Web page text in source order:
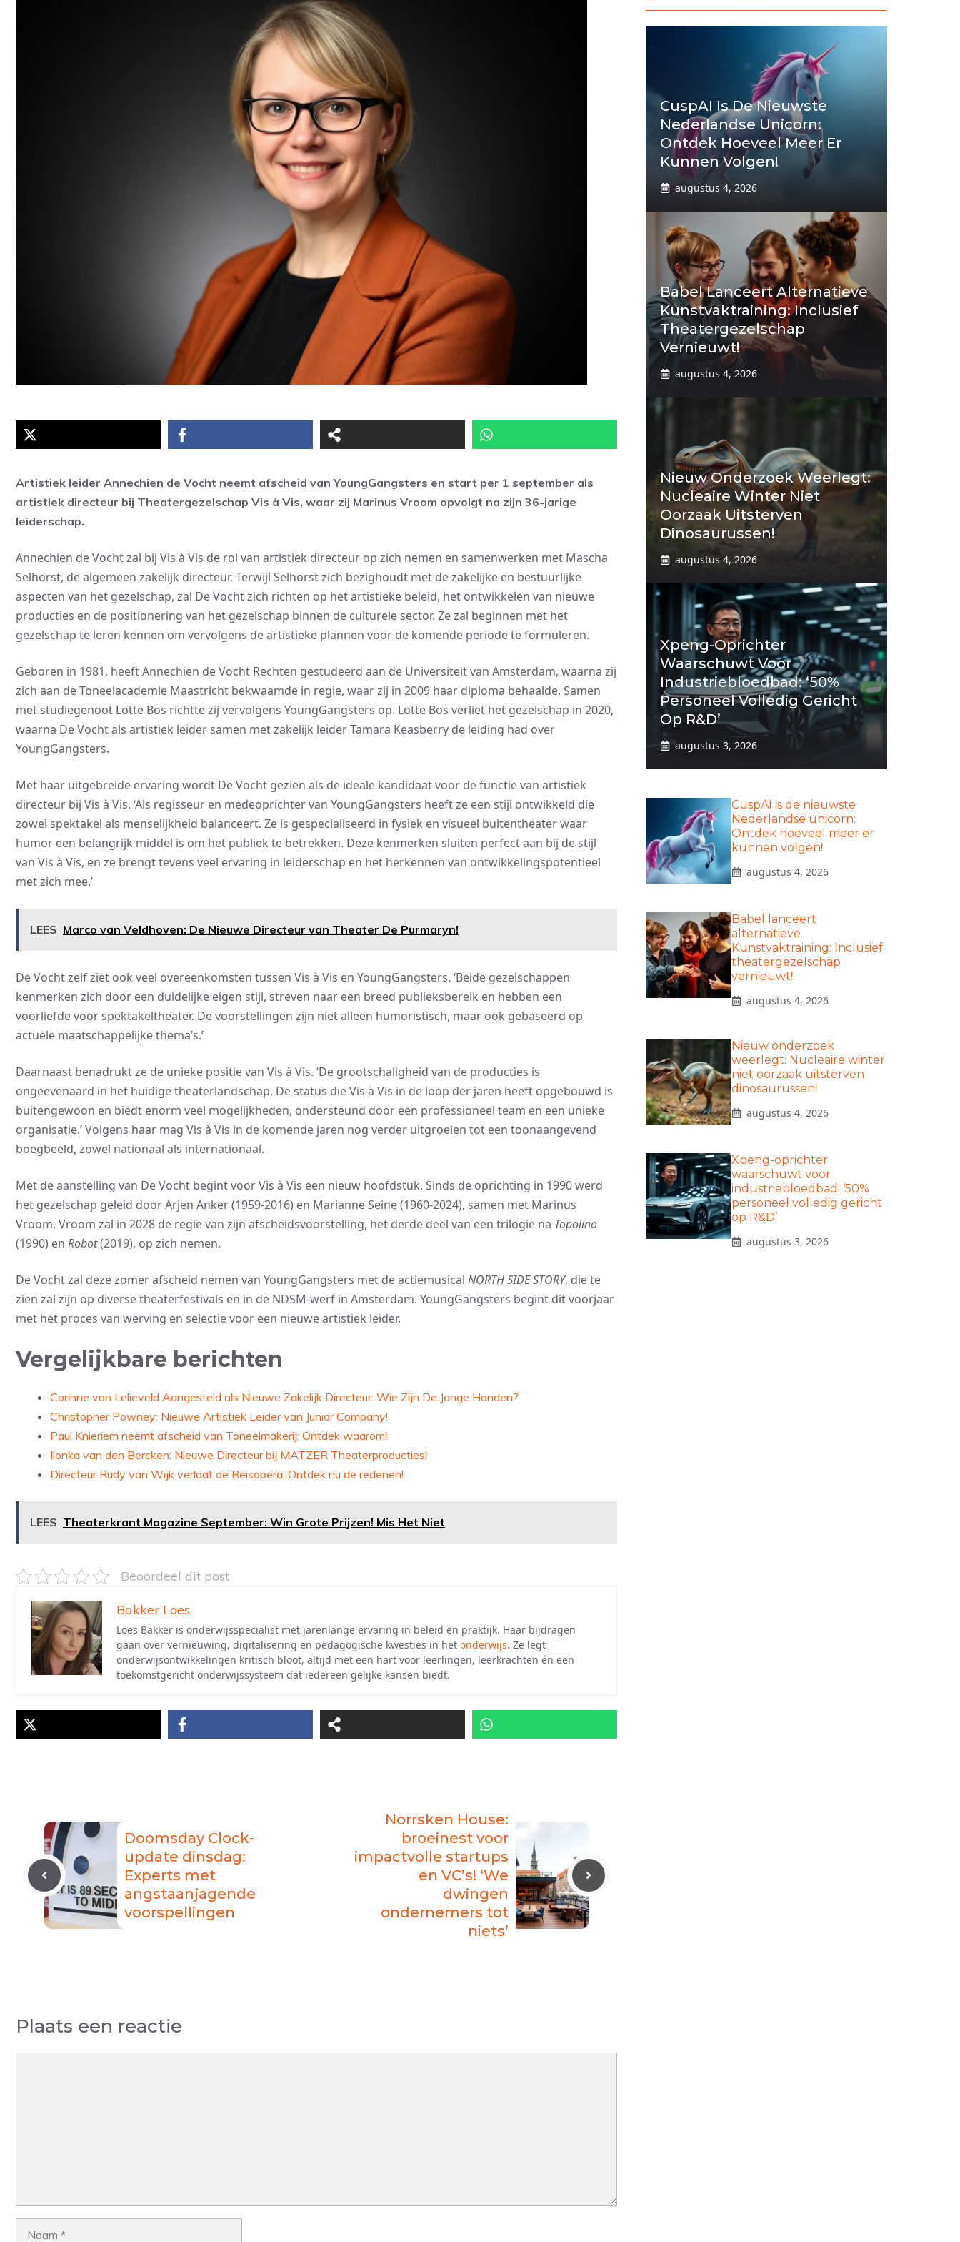
Artistiek leider Annechien de Vocht neemt afscheid van YoungGangsters en start per 1 september als
artistiek directeur bij Theatergezelschap Vis à Vis, waar zij Marinus Vroom opvolgt na zijn 36-jarige
leiderschap.
Annechien de Vocht zal bij Vis à Vis de rol van artistiek directeur op zich nemen en samenwerken met Mascha
Selhorst, de algemeen zakelijk directeur. Terwijl Selhorst zich bezighoudt met de zakelijke en bestuurlijke
aspecten van het gezelschap, zal De Vocht zich richten op het artistieke beleid, het ontwikkelen van nieuwe
producties en de positionering van het gezelschap binnen de culturele sector. Ze zal beginnen met het
gezelschap te leren kennen om vervolgens de artistieke plannen voor de komende periode te formuleren.
Geboren in 1981, heeft Annechien de Vocht Rechten gestudeerd aan de Universiteit van Amsterdam, waarna zij
zich aan de Toneelacademie Maastricht bekwaamde in regie, waar zij in 2009 haar diploma behaalde. Samen
met studiegenoot Lotte Bos richtte zij vervolgens YoungGangsters op. Lotte Bos verliet het gezelschap in 2020,
waarna De Vocht als artistiek leider samen met zakelijk leider Tamara Keasberry de leiding had over
YoungGangsters.
Met haar uitgebreide ervaring wordt De Vocht gezien als de ideale kandidaat voor de functie van artistiek
directeur bij Vis à Vis. ‘Als regisseur en medeoprichter van YoungGangsters heeft ze een stijl ontwikkeld die
zowel spektakel als menselijkheid balanceert. Ze is gespecialiseerd in fysiek en visueel buitentheater waar
humor een belangrijk middel is om het publiek te betrekken. Deze kenmerken sluiten perfect aan bij de stijl
van Vis à Vis, en ze brengt tevens veel ervaring in leiderschap en het herkennen van ontwikkelingspotentieel
met zich mee.’
LEES Marco van Veldhoven: De Nieuwe Directeur van Theater De Purmaryn!
De Vocht zelf ziet ook veel overeenkomsten tussen Vis à Vis en YoungGangsters. ‘Beide gezelschappen
kenmerken zich door een duidelijke eigen stijl, streven naar een breed publieksbereik en hebben een
voorliefde voor spektakeltheater. De voorstellingen zijn niet alleen humoristisch, maar ook gebaseerd op
actuele maatschappelijke thema’s.’
Daarnaast benadrukt ze de unieke positie van Vis à Vis. ‘De grootschaligheid van de producties is
ongeëvenaard in het huidige theaterlandschap. De status die Vis à Vis in de loop der jaren heeft opgebouwd is
buitengewoon en biedt enorm veel mogelijkheden, ondersteund door een professioneel team en een unieke
organisatie.’ Volgens haar mag Vis à Vis in de komende jaren nog verder uitgroeien tot een toonaangevend
boegbeeld, zowel nationaal als internationaal.
Met de aanstelling van De Vocht begint voor Vis à Vis een nieuw hoofdstuk. Sinds de oprichting in 1990 werd
het gezelschap geleid door Arjen Anker (1959-2016) en Marianne Seine (1960-2024), samen met Marinus
Vroom. Vroom zal in 2028 de regie van zijn afscheidsvoorstelling, het derde deel van een trilogie na Topolino
(1990) en Robot(2019), op zich nemen.
De Vocht zal deze zomer afscheid nemen van YoungGangsters met de actiemusical NORTH SIDE STORY, die te
zien zal zijn op diverse theaterfestivals en in de NDSM-werf in Amsterdam. YoungGangsters begint dit voorjaar
met het proces van werving en selectie voor een nieuwe artistiek leider.
Vergelijkbare berichten
Corinne van Lelieveld Aangesteld als Nieuwe Zakelijk Directeur: Wie Zijn De Jonge Honden?
Christopher Powney: Nieuwe Artistiek Leider van Junior Company!
Paul Knieriem neemt afscheid van Toneelmakerij: Ontdek waarom!
Ilonka van den Bercken: Nieuwe Directeur bij MATZER Theaterproducties!
Directeur Rudy van Wijk verlaat de Reisopera: Ontdek nu de redenen!
LEES Theaterkrant Magazine September: Win Grote Prijzen! Mis Het Niet
Beoordeel dit post
Bakker Loes
Loes Bakker is onderwijsspecialist met jarenlange ervaring in beleid en praktijk. Haar bijdragen
gaan over vernieuwing, digitalisering en pedagogische kwesties in het onderwijs. Ze legt
onderwijsontwikkelingen kritisch bloot, altijd met een hart voor leerlingen, leerkrachten én een
toekomstgericht onderwijssysteem dat iedereen gelijke kansen biedt.
Doomsday Clock-
update dinsdag:
Experts met
angstaanjagende
voorspellingen
Norrsken House:
broeinest voor
impactvolle startups
en VC’s! ‘We
dwingen
ondernemers tot
niets’
Plaats een reactie
CuspAI Is De Nieuwste
Nederlandse Unicorn:
Ontdek Hoeveel Meer Er
Kunnen Volgen!
augustus 4, 2026
Babel Lanceert Alternatieve
Kunstvaktraining: Inclusief
Theatergezelschap
Vernieuwt!
augustus 4, 2026
Nieuw Onderzoek Weerlegt:
Nucleaire Winter Niet
Oorzaak Uitsterven
Dinosaurussen!
augustus 4, 2026
Xpeng-Oprichter
Waarschuwt Voor
Industriebloedbad: ‘50%
Personeel Volledig Gericht
Op R&D’
augustus 3, 2026
CuspAI is de nieuwste
Nederlandse unicorn:
Ontdek hoeveel meer er
kunnen volgen!
augustus 4, 2026
Babel lanceert
alternatieve
Kunstvaktraining: Inclusief
theatergezelschap
vernieuwt!
augustus 4, 2026
Nieuw onderzoek
weerlegt: Nucleaire winter
niet oorzaak uitsterven
dinosaurussen!
augustus 4, 2026
Xpeng-oprichter
waarschuwt voor
industriebloedbad: ‘50%
personeel volledig gericht
op R&D’
augustus 3, 2026